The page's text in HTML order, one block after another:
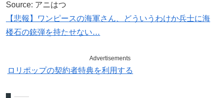
Source: アニはつ
【悲報】ワンピースの海軍さん、どういうわけか兵士に海
楼石の銃弾を持たせない…
Advertisements
ロリポップの契約者特典を利用する